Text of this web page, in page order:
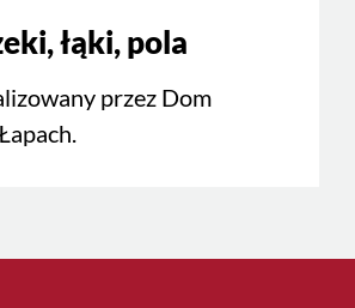
łąki, pola
przez Dom